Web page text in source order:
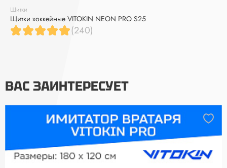
Щитки
Щитки хоккейные VITOKIN NEON PRO S25
(240)
ВАС ЗАИНТЕРЕСУЕТ